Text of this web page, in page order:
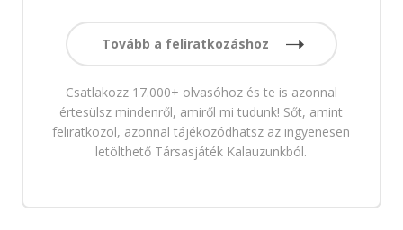
Tovább a feliratkozáshoz
Csatlakozz 17.000+ olvasóhoz és te is azonnal
értesülsz mindenről, amiről mi tudunk! Sőt, amint
feliratkozol, azonnal tájékozódhatsz az ingyenesen
letölthető Társasjáték Kalauzunkból.